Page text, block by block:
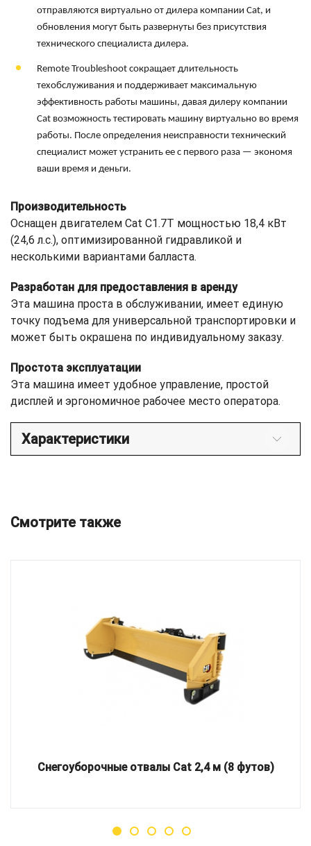
отправляются виртуально от дилера компании Cat, и
обновления могут быть развернуты без присутствия
технического специалиста дилера.
Remote Troubleshoot сокращает длительность
техобслуживания и поддерживает максимальную
эффективность работы машины, давая дилеру компании
Cat возможность тестировать машину виртуально во время
работы. После определения неисправности технический
специалист может устранить ее с первого раза — экономя
ваши время и деньги.
Производительность
Оснащен двигателем Cat C1.7T мощностью 18,4 кВт
(24,6 л.с.), оптимизированной гидравликой и
несколькими вариантами балласта.
Разработан для предоставления в аренду
Эта машина проста в обслуживании, имеет единую
точку подъема для универсальной транспортировки и
может быть окрашена по индивидуальному заказу.
Простота эксплуатации
Эта машина имеет удобное управление, простой
дисплей и эргономичное рабочее место оператора.
Характеристики
Смотрите также
Снегоуборочные отвалы Cat 2,4 м (8 футов)